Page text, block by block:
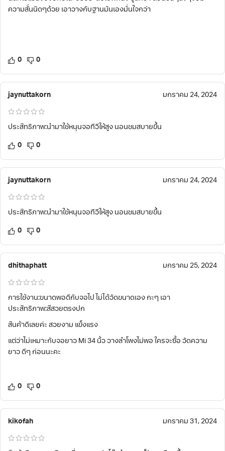
ความสั่นนิดๆด้วย เอาวางกับฐานมันเองมั่นใจกว่า
0 0
jaynuttakorn มกราคม 24, 2024
ประสิทธิภาพ:นำมาใช้หนุนจอทีวีให้สูง นอนชมสบายขึ้น
0 0
jaynuttakorn มกราคม 24, 2024
ประสิทธิภาพ:นำมาใช้หนุนจอทีวีให้สูง นอนชมสบายขึ้น
0 0
dhithaphatt มกราคม 25, 2024
การใช้งาน:ขนาดพอดีกับจอไป ไม่ได้วัดขนาดเอง กะๆ เอา
ประสิทธิภาพ:สีสวยตรงปก
สินค้าดีเลยค่ะ สวยงาม แข็งแรง
แต่ว่าไม่เหมาะกับจอยาว Mi 34 นิ้ว วางลำโพงไม่พอ ใครจะซื้อ วัดความ
ยาว ดีๆ ก่อนนะคะ
0 0
kikofah มกราคม 31, 2024